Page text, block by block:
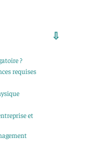
?
requises
et